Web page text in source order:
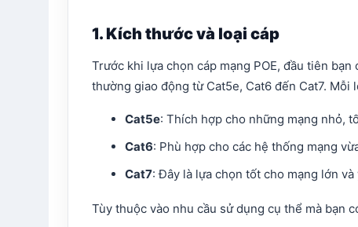
1. Kích thước và loại cáp
Trước khi lựa chọn cáp mạng POE, đầu tiên
thường giao động từ Cat5e, Cat6 đến Cat7.
Cat5e: Thích hợp cho những mạng nhỏ,
Cat6: Phù hợp cho các hệ thống mạng
Cat7: Đây là lựa chọn tốt cho mạng lớn
Tùy thuộc vào nhu cầu sử dụng cụ thể mà bạn